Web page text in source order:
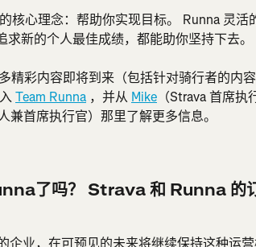
核心理念：帮助你实现目标。 Runna 灵活
新的个人最佳成绩，都能助你坚持下去。
精彩内容即将到来（包括针对骑行者的
Team Runna ，并从 Mike （Strava 首席执
兼首席执行官）那里了解更多信息。
了吗？ Strava 和 Runna 的